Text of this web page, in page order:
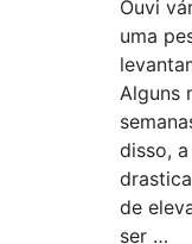
Ouvi
uma
Alguns
disso,
de
ser …